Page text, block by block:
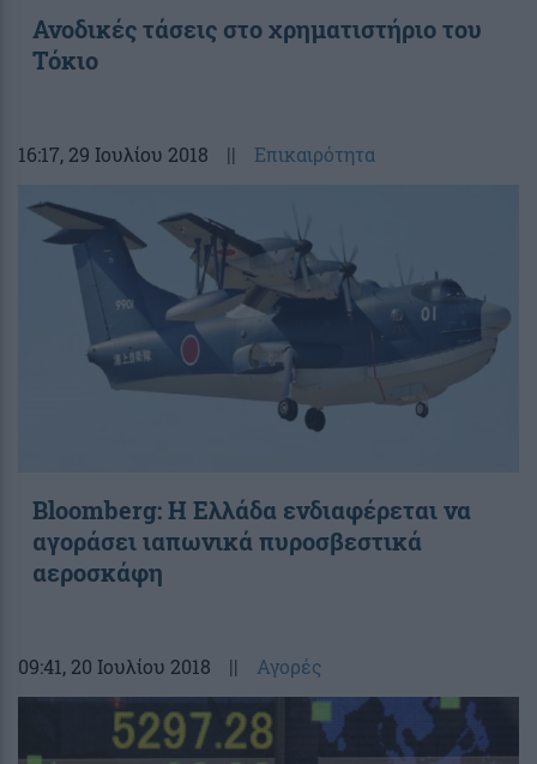
Ανοδικές τάσεις στο χρηματιστήριο του
Τόκιο
16:17, 29 Ιουλίου 2018 || Επικαιρότητα
Bloomberg: Η Ελλάδα ενδιαφέρεται να
αγοράσει ιαπωνικά πυροσβεστικά
αεροσκάφη
09:41, 20 Ιουλίου 2018 || Αγορές